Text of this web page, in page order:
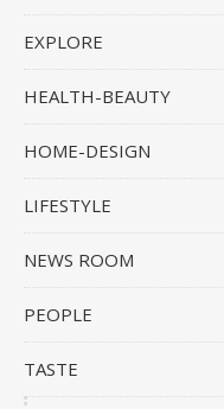
EXPLORE
HEALTH-BEAUTY
HOME-DESIGN
LIFESTYLE
NEWS ROOM
PEOPLE
TASTE